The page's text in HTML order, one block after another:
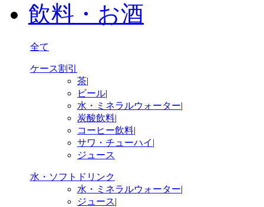
飲料・お酒
全て
ケース割引
茶|
ビール|
水・ミネラルウォーター|
炭酸飲料|
コーヒー飲料|
サワ・チューハイ |
ジュース
水・ソフトドリンク
水・ミネラルウォーター|
ジュース|